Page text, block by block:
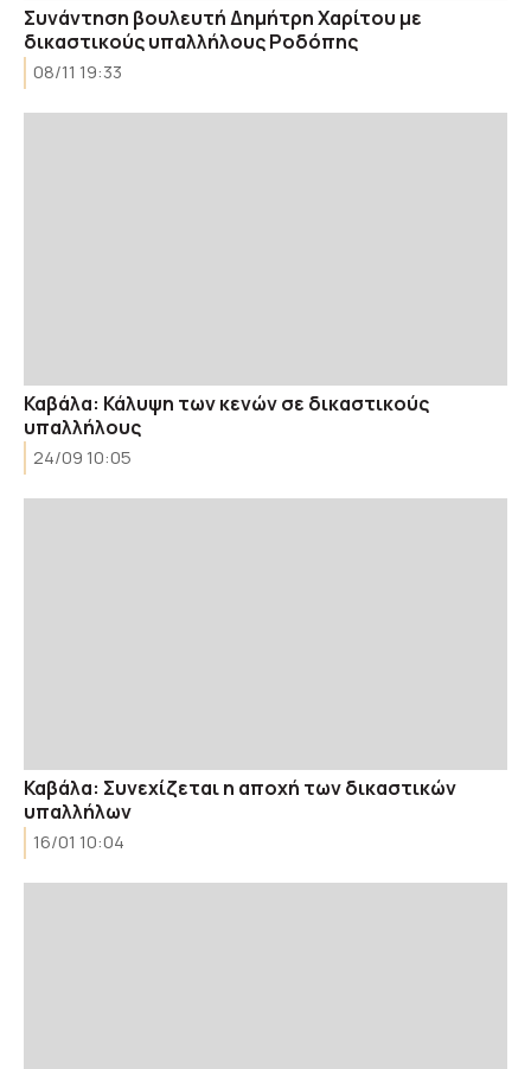
Συνάντηση βουλευτή Δημήτρη Χαρίτου με
δικαστικούς υπαλλήλους Ροδόπης
08/11 19:33
Καβάλα: Κάλυψη των κενών σε δικαστικούς
υπαλλήλους
24/09 10:05
Καβάλα: Συνεχίζεται η αποχή των δικαστικών
υπαλλήλων
16/01 10:04